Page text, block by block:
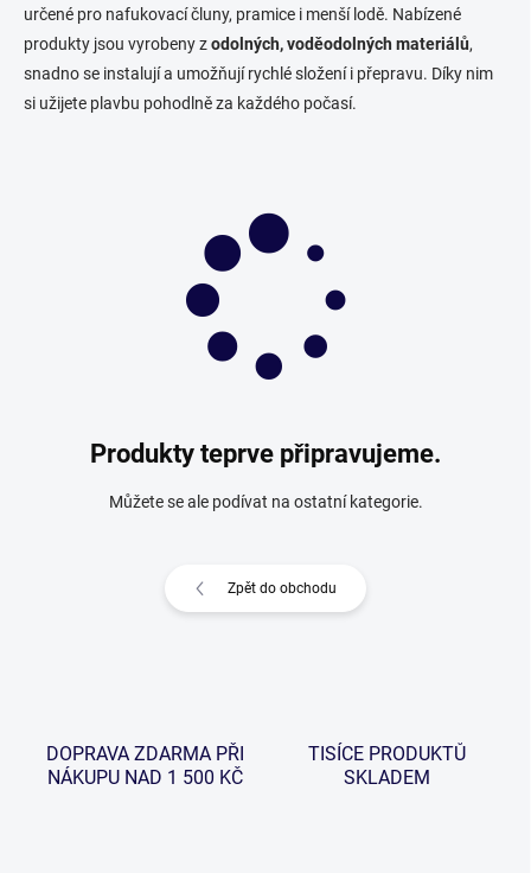
určené pro nafukovací čluny, pramice i menší lodě. Nabízené
produkty jsou vyrobeny zodolných, voděodolných materiálů,
snadno se instalují a umožňují rychlé složení i přepravu. Díky nim
si užijete plavbu pohodlně za každého počasí.
Produkty teprve připravujeme.
Můžete se ale podívat na ostatní kategorie.
Zpět do obchodu
DOPRAVA ZDARMA PŘI
NÁKUPU NAD 1 500 KČ
TISÍCE PRODUKTŮ
SKLADEM